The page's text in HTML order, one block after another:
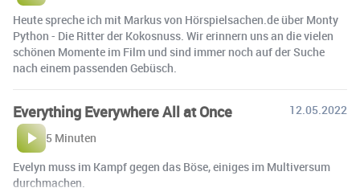
Heute spreche ich mit Markus von Hörspielsachen.de über Monty
Python - Die Ritter der Kokosnuss. Wir erinnern uns an die vielen
schönen Momente im Film und sind immer noch auf der Suche
nach einem passenden Gebüsch.
Everything Everywhere All at Once
12.05.2022
5 Minuten
Evelyn muss im Kampf gegen das Böse, einiges im Multiversum
durchmachen.